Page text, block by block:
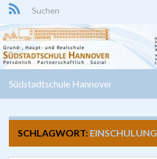
Search for:
Südstadtschule Hannover
SCHLAGWORT: EINSCHULUNG